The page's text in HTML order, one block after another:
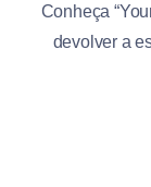
Conheça
devolver a